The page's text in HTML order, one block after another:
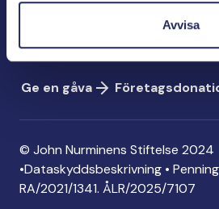
Avvisa
Konto: FI06 1214 3000 1122 96
MobilePay: 74792
Ge en gåva
© John Nurminens Stiftelse 2024
•Dataskyddsbeskrivning •
RA/2021/1341. ÅLR/2025/7107